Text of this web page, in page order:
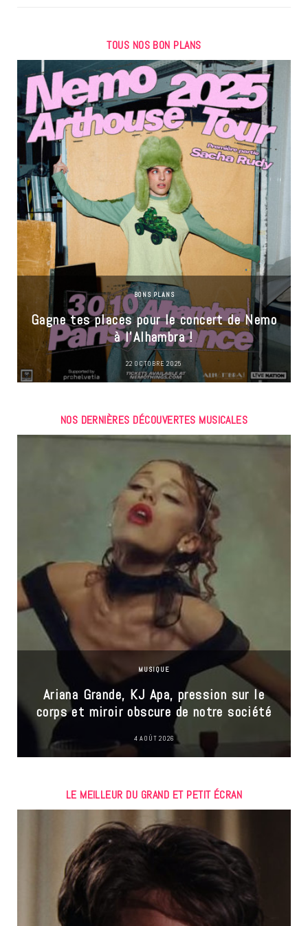
TOUS NOS BON PLANS
BONS PLANS
Gagne tes places pour le concert de Nemo
à l’Alhambra !
22 OCTOBRE 2025
NOS DERNIÈRES DÉCOUVERTES MUSICALES
MUSIQUE
Ariana Grande, KJ Apa, pression sur le
corps et miroir obscure de notre société
4 AOÛT 2026
LE MEILLEUR DU GRAND ET PETIT ÉCRAN